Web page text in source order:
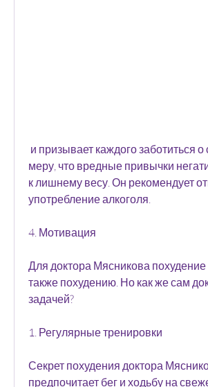
меру, что вредные привычки
к лишнему весу. Он рекомендует
употребление алкоголя.
4. Мотивация
Для доктора Мясникова похудение
также похудению. Но как же сам
задачей?
1. Регулярные тренировки
Секрет похудения доктора
предпочитает бег и ходьбу на